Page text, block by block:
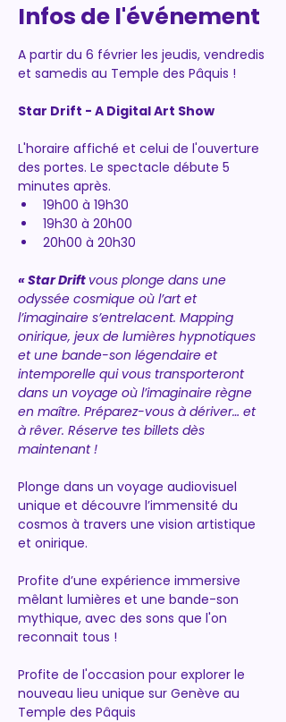
Infos de l'événement
A partir du 6 février les jeudis, vendredis
et samedis au Temple des Pâquis !
Star Drift - A Digital Art Show
L'horaire affiché et celui de l'ouverture
des portes. Le spectacle débute 5
minutes après.
19h00 à 19h30
19h30 à 20h00
20h00 à 20h30
« Star Drift vous plonge dans une
odyssée cosmique où l’art et
l’imaginaire s’entrelacent. Mapping
onirique, jeux de lumières hypnotiques
et une bande-son légendaire et
intemporelle qui vous transporteront
dans un voyage où l’imaginaire règne
en maître. Préparez-vous à dériver… et
à rêver. Réserve tes billets dès
maintenant !
Plonge dans un voyage audiovisuel
unique et découvre l’immensité du
cosmos à travers une vision artistique
et onirique.
Profite d’une expérience immersive
mêlant lumières et une bande-son
mythique, avec des sons que l'on
reconnait tous !
Profite de l'occasion pour explorer le
nouveau lieu unique sur Genève au
Temple des Pâquis